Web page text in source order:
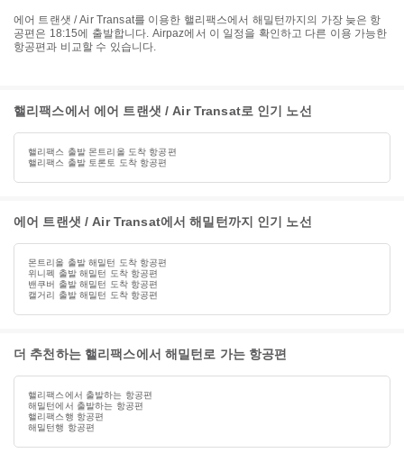
에어 트랜샛 / Air Transat를 이용한 핼리팩스에서 해밀턴까지의 가장 늦은 항
공편은 18:15에 출발합니다. Airpaz에서 이 일정을 확인하고 다른 이용 가능한
항공편과 비교할 수 있습니다.
핼리팩스에서 에어 트랜샛 / Air Transat로 인기 노선
핼리팩스 출발 몬트리올 도착 항공편
핼리팩스 출발 토론토 도착 항공편
에어 트랜샛 / Air Transat에서 해밀턴까지 인기 노선
몬트리올 출발 해밀턴 도착 항공편
위니펙 출발 해밀턴 도착 항공편
밴쿠버 출발 해밀턴 도착 항공편
캘거리 출발 해밀턴 도착 항공편
더 추천하는 핼리팩스에서 해밀턴로 가는 항공편
핼리팩스에서 출발하는 항공편
해밀턴에서 출발하는 항공편
핼리팩스행 항공편
해밀턴행 항공편